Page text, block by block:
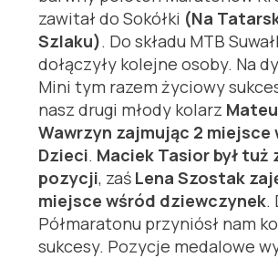
zawitał do Sokółki (Na
Szlaku). Do składu MTB
dołączyły kolejne osoby. Na
Mini tym razem życiowy
nasz drugi młody kolarz
Wawrzyn zajmując 2
Dzieci. Maciek Tasior był tuż
pozycji, zaś Lena Szostak
miejsce wśród dziewczynek.
Półmaratonu przyniósł nam
sukcesy. Pozycje medalowe